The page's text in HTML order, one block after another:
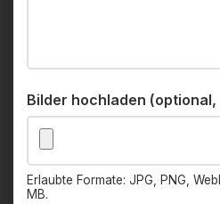
Bilder hochladen (optional,
Erlaubte Formate: JPG, PNG,
MB.